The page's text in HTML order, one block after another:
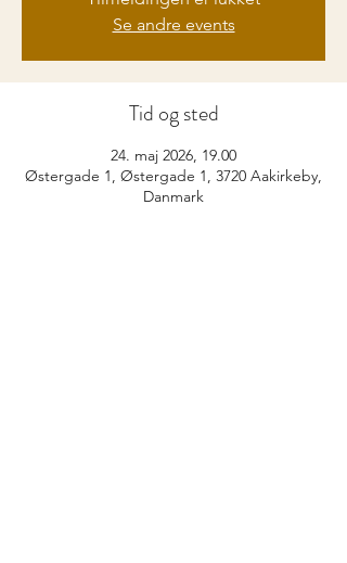
Se andre events
Tid og sted
24. maj 2026, 19.00
Østergade 1, Østergade 1, 3720 Aakirkeby,
Danmark